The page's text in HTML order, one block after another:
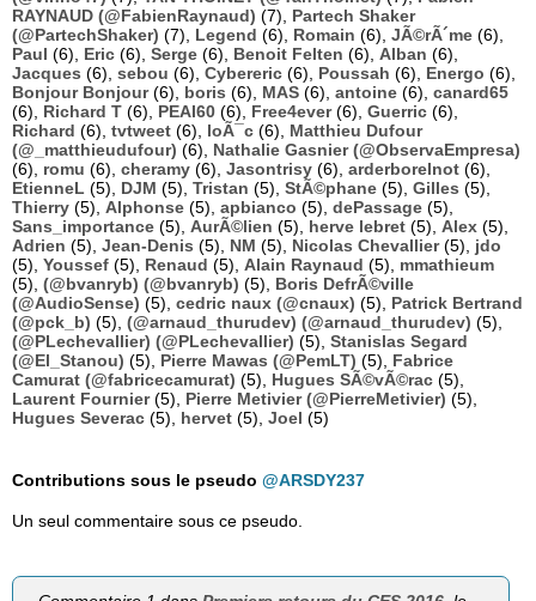
RAYNAUD (@FabienRaynaud) (7), Partech Shaker
(@PartechShaker) (7), Legend (6), Romain (6), JÃ©rÃ´me (6),
Paul (6), Eric (6), Serge (6), Benoit Felten (6), Alban (6),
Jacques (6), sebou (6), Cybereric (6), Poussah (6), Energo (6),
Bonjour Bonjour(6), boris (6), MAS (6), antoine (6), canard65
(6), Richard T (6), PEAI60 (6), Free4ever(6), Guerric (6),
Richard (6), tvtweet (6), loÃ¯c (6), Matthieu Dufour
(@_matthieudufour) (6), Nathalie Gasnier (@ObservaEmpresa)
(6), romu (6), cheramy (6), Jasontrisy (6), arderborelnot (6),
EtienneL (5), DJM (5), Tristan (5), StÃ©phane (5), Gilles (5),
Thierry (5), Alphonse (5), apbianco (5), dePassage (5),
Sans_importance (5), AurÃ©lien (5), herve lebret (5), Alex (5),
Adrien (5), Jean-Denis (5), NM (5), Nicolas Chevallier(5), jdo
(5), Youssef (5), Renaud (5), Alain Raynaud (5), mmathieum
(5), (@bvanryb) (@bvanryb) (5), Boris DefrÃ©ville
(@AudioSense) (5), cedric naux (@cnaux) (5), Patrick Bertrand
(@pck_b) (5), (@arnaud_thurudev) (@arnaud_thurudev) (5),
(@PLechevallier) (@PLechevallier) (5), Stanislas Segard
(@El_Stanou) (5), Pierre Mawas (@PemLT) (5), Fabrice
Camurat (@fabricecamurat) (5), Hugues SÃ©vÃ©rac (5),
Laurent Fournier(5), Pierre Metivier (@PierreMetivier) (5),
Hugues Severac (5), hervet (5), Joel (5)
Contributions sous le pseudo @ARSDY237
Un seul commentaire sous ce pseudo.